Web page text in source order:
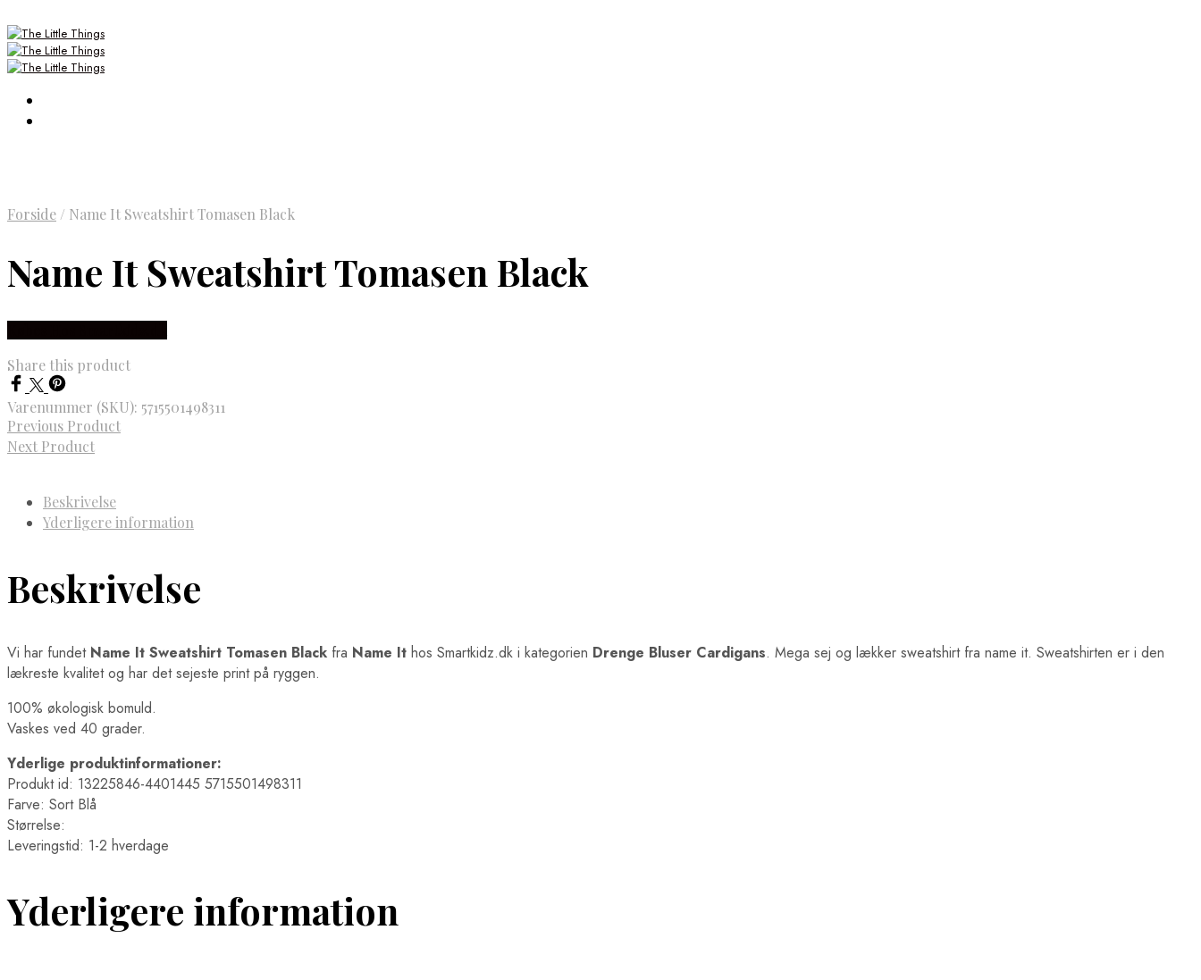
Forside / Name It Sweatshirt Tomasen Black
Name It Sweatshirt Tomasen Black
Share this product
Varenummer (SKU): 5715501498311
Previous Product
Next Product
Beskrivelse
Yderligere information
Beskrivelse
Vi har fundet Name It Sweatshirt Tomasen Black fra Name It hos Smartkidz.dk i kategorien Drenge Bluser Cardigans. Mega sej og lækker sweatshirt fra name it. Sweatshirten er i den
lækreste kvalitet og har det sejeste print på ryggen.
100% økologisk bomuld.
Vaskes ved 40 grader.
Yderlige produktinformationer:
Produkt id: 13225846-4401445 5715501498311
Farve: Sort Blå
Størrelse:
Leveringstid: 1-2 hverdage
Yderligere information